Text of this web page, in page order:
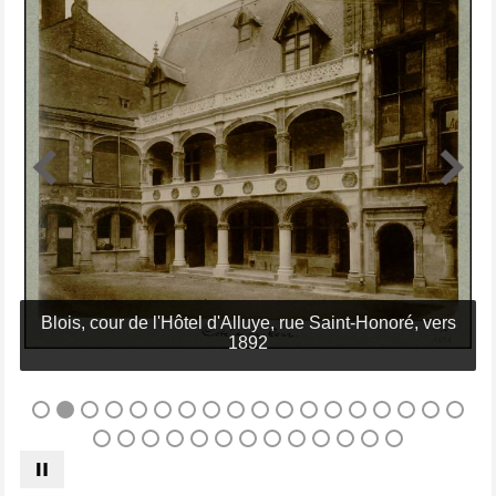
Blois, cour de l'Hôtel d'Alluye, rue Saint-Honoré, vers
1892